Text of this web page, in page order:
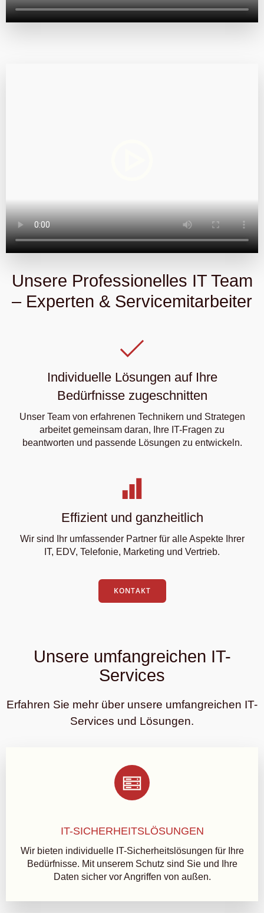
Unsere Professionelles IT Team
– Experten & Servicemitarbeiter
Individuelle Lösungen auf Ihre
Bedürfnisse zugeschnitten
Unser Team von erfahrenen Technikern und Strategen
arbeitet gemeinsam daran, Ihre IT-Fragen zu
beantworten und passende Lösungen zu entwickeln.
Effizient und ganzheitlich
Wir sind Ihr umfassender Partner für alle Aspekte Ihrer
IT, EDV, Telefonie, Marketing und Vertrieb.
KONTAKT
Unsere umfangreichen IT-
Services
Erfahren Sie mehr über unsere umfangreichen IT-
Services und Lösungen.
IT-SICHERHEITSLÖSUNGEN
Wir bieten individuelle IT-Sicherheitslösungen für Ihre
Bedürfnisse. Mit unserem Schutz sind Sie und Ihre
Daten sicher vor Angriffen von außen.